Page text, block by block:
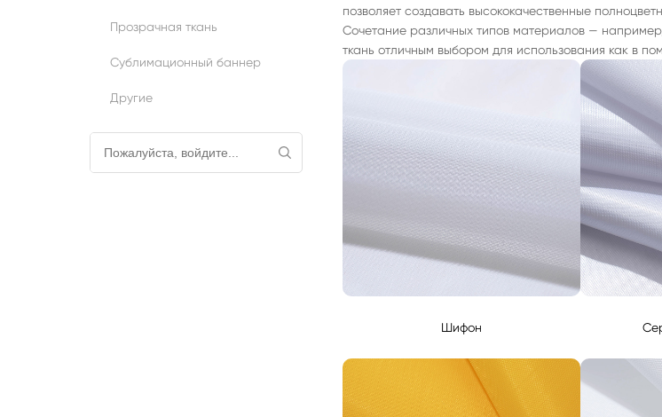
Прозрачная ткань
Сублимационный баннер
Другие
позволяет создавать высококачественные
Сочетание различных типов материалов —
ткань отличным выбором для использования как в
Шифон